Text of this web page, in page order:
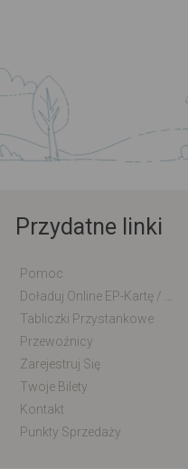
Przydatne linki
Pomoc
Tabliczki Przystankowe
Przewoźnicy
Zarejestruj Się
Twoje Bilety
Kontakt
Punkty Sprzedaży